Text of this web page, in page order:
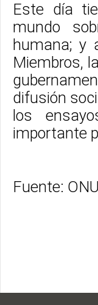
Este día
mundo
humana; y
Miembros,
difusión
los
importante
Fuente: ONU